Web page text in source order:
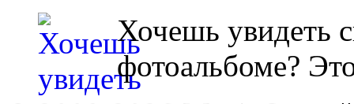
Хочешь увидеть
фотоальбоме?